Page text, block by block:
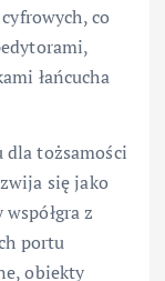
co
łańcucha
tożsamości
się jako
z
portu
obiekty